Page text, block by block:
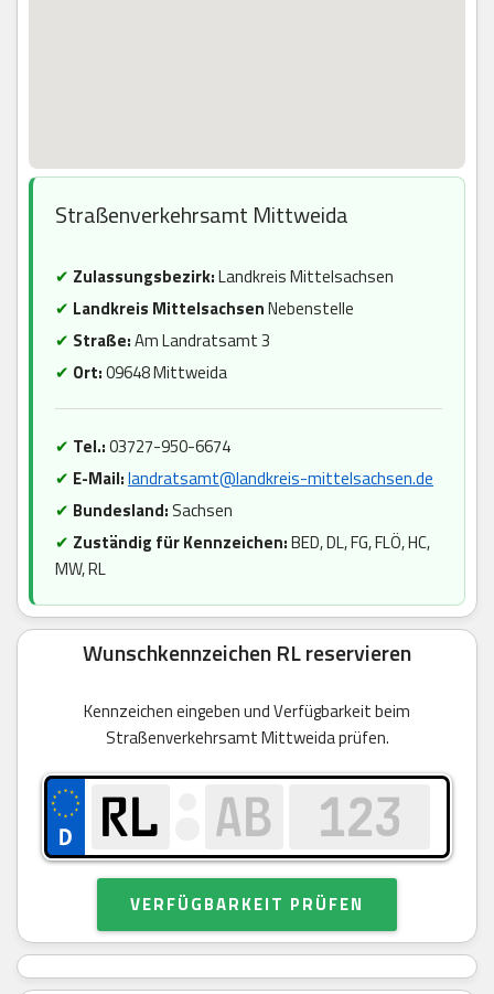
Straßenverkehrsamt Mittweida
✔ Zulassungsbezirk:Landkreis Mittelsachsen
✔ Landkreis MittelsachsenNebenstelle
✔ Straße:Am Landratsamt 3
✔ Ort:09648 Mittweida
✔ Tel.:03727-950-6674
✔ E-Mail:landratsamt@landkreis-mittelsachsen.de
✔ Bundesland: Sachsen
✔ Zuständig für Kennzeichen:BED, DL, FG, FLÖ, HC,
MW, RL
Wunschkennzeichen RL reservieren
Kennzeichen eingeben und Verfügbarkeit beim
Straßenverkehrsamt Mittweida prüfen.
VERFÜGBARKEIT PRÜFEN